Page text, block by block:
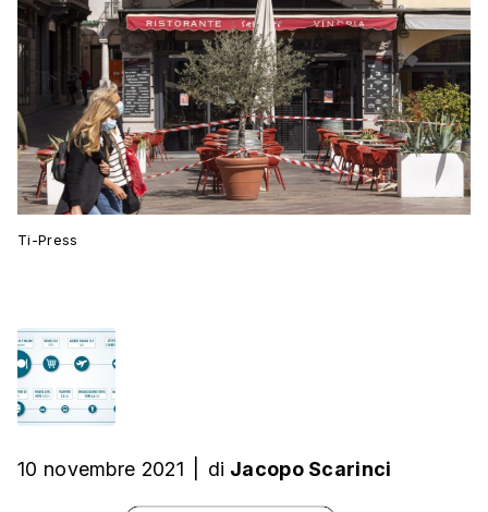
Ti-Press
10 novembre 2021 di Jacopo Scarinci